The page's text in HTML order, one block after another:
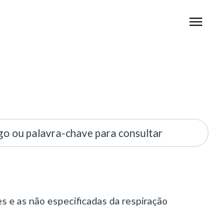
ou palavra-chave para consultar
e as não especificadas da respiração